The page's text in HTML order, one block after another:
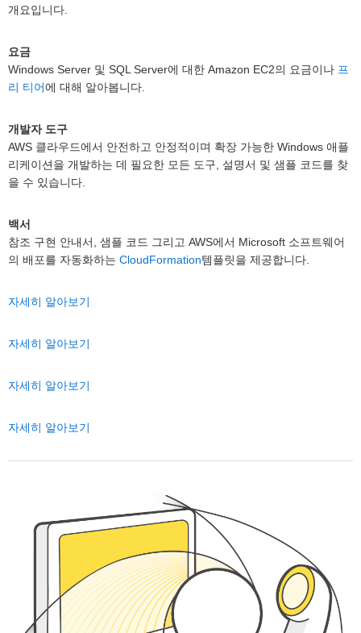
개요입니다.
요금
Windows Server 및 SQL Server에 대한 Amazon EC2의 요금이나 프
리 티어에 대해 알아봅니다.
개발자 도구
AWS 클라우드에서 안전하고 안정적이며 확장 가능한 Windows 애플
리케이션을 개발하는 데 필요한 모든 도구, 설명서 및 샘플 코드를 찾
을 수 있습니다.
백서
참조 구현 안내서, 샘플 코드 그리고 AWS에서 Microsoft 소프트웨어
의 배포를 자동화하는 CloudFormation템플릿을 제공합니다.
자세히 알아보기
자세히 알아보기
자세히 알아보기
자세히 알아보기